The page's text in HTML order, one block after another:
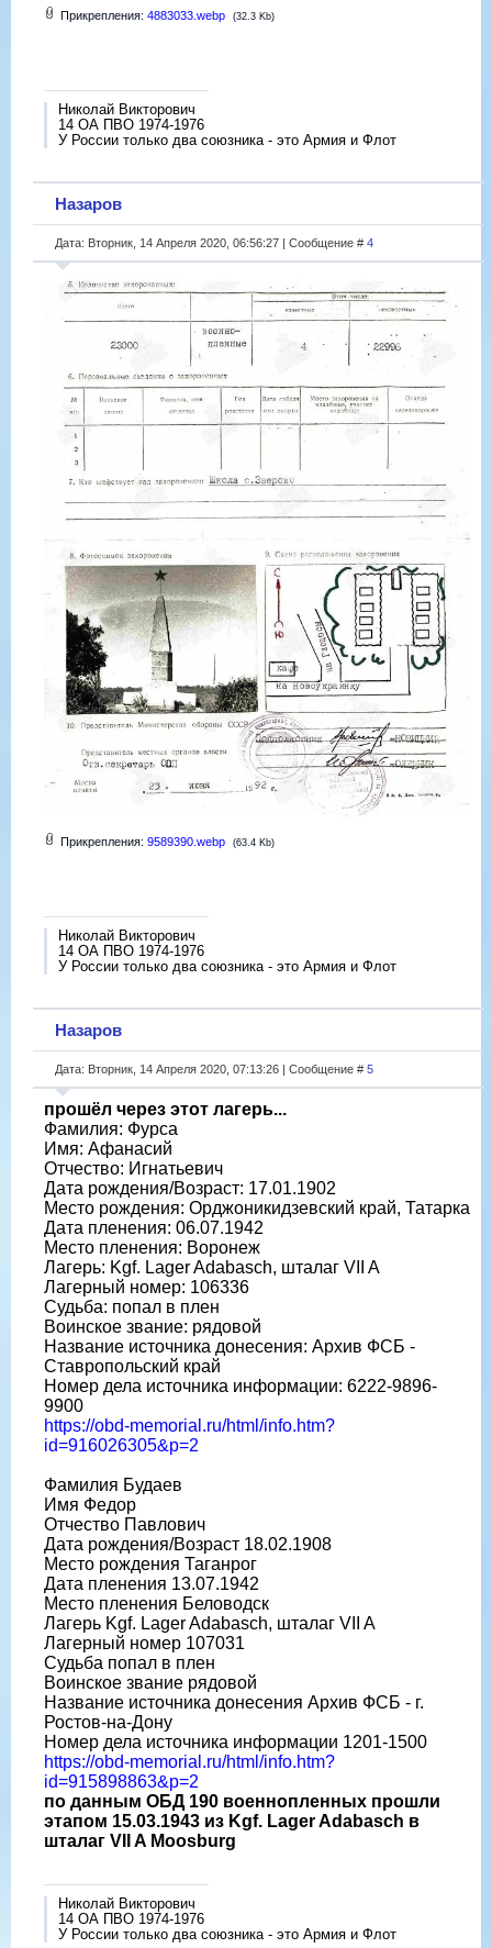
Прикрепления: 4883033.webp (32.3 Kb)
Николай Викторович
14 ОА ПВО 1974-1976
У России только два союзника - это Армия и Флот
Назаров
Дата: Вторник, 14 Апреля 2020, 06:56:27 | Сообщение # 4
Прикрепления: 9589390.webp (63.4 Kb)
Николай Викторович
14 ОА ПВО 1974-1976
У России только два союзника - это Армия и Флот
Назаров
Дата: Вторник, 14 Апреля 2020, 07:13:26 | Сообщение # 5
прошёл через этот лагерь...
Фамилия: Фурса
Имя: Афанасий
Отчество: Игнатьевич
Дата рождения/Возраст: 17.01.1902
Место рождения: Орджоникидзевский край, Татарка
Дата пленения: 06.07.1942
Место пленения: Воронеж
Лагерь: Kgf. Lager Adabasch, шталаг VII A
Лагерный номер: 106336
Судьба: попал в плен
Воинское звание: рядовой
Название источника донесения: Архив ФСБ -
Ставропольский край
Номер дела источника информации: 6222-9896-
9900
https://obd-memorial.ru/html/info.htm?
id=916026305&p=2
Фамилия Будаев
Имя Федор
Отчество Павлович
Дата рождения/Возраст 18.02.1908
Место рождения Таганрог
Дата пленения 13.07.1942
Место пленения Беловодск
Лагерь Kgf. Lager Adabasch, шталаг VII A
Лагерный номер 107031
Судьба попал в плен
Воинское звание рядовой
Название источника донесения Архив ФСБ - г.
Ростов-на-Дону
Номер дела источника информации 1201-1500
https://obd-memorial.ru/html/info.htm?
id=915898863&p=2
по данным ОБД 190 военнопленных прошли
этапом 15.03.1943 из Kgf. Lager Adabasch в
шталаг VII A Moosburg
Николай Викторович
14 ОА ПВО 1974-1976
У России только два союзника - это Армия и Флот